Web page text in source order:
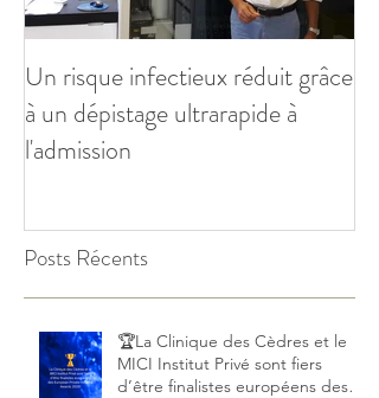
Un risque infectieux réduit grâce
à un dépistage ultrarapide à
l'admission
Posts Récents
🏆La Clinique des Cèdres et le
MICI Institut Privé sont fiers
d’être finalistes européens des